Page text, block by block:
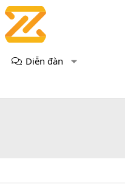
Diễn đàn